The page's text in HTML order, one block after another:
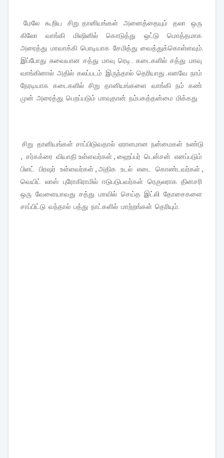
மேலே கூறிய சிறு தானியங்கள் அனைத்தையும் தலா ஒரு
கிலோ வாங்கி மிஷினில் கொடுத்து ஒட்டு மொத்தமாக
அரைத்து மாவாக்கி பொடியாக சேமித்து வைத்துக்கொள்ளவும்.
இப்போது சுவையான சத்து மாவு ரெடி . கடைகளில் சத்து மாவு
வாங்கினால் அதில் கலப்படம் இருந்தால் தெரியாது . எனவே நாம்
நேரடியாக கடைகளில் சிறு தானியங்களை வாங்கி நம் கண்
முன் அரைத்து பெறப்படும் மாவுதான் நம்பகத்தன்மை மிக்கது
சிறு தானியங்கள் சாப்பிடுவதால் ஏராளமான நன்மைகள் உண்டு
, சர்கக்ரை வியாதி உள்ளவர்கள் , ஹைப்பர் டென்சன் எனப்படும்
பிளட் பிரஷர் உள்ளவர்கள் , அதிக உடல் எடை கொண்டவர்கள் ,
வெயிட் லாஸ் புரோகிராமில் ஈடுபடுபவர்கள் ரெகுலராக தினசரி
ஒரு வேளையாவது சத்து மாவில் செய்த இட்லி தோசைகளை
சாப்பிட்டு வந்தால் பத்து நாட்களில் மாற்றங்கள் தெரியும்.